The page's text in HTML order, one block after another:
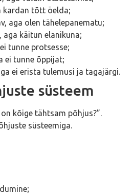
kardan tõtt öelda;
aga olen tähelepanematu;
käitun elanikuna;
tunne protsesse;
ei tunne õppijat;
ei erista tulemusi ja tagajärgi.
süsteem
kõige tähtsam põhjus?”.
süsteemiga.